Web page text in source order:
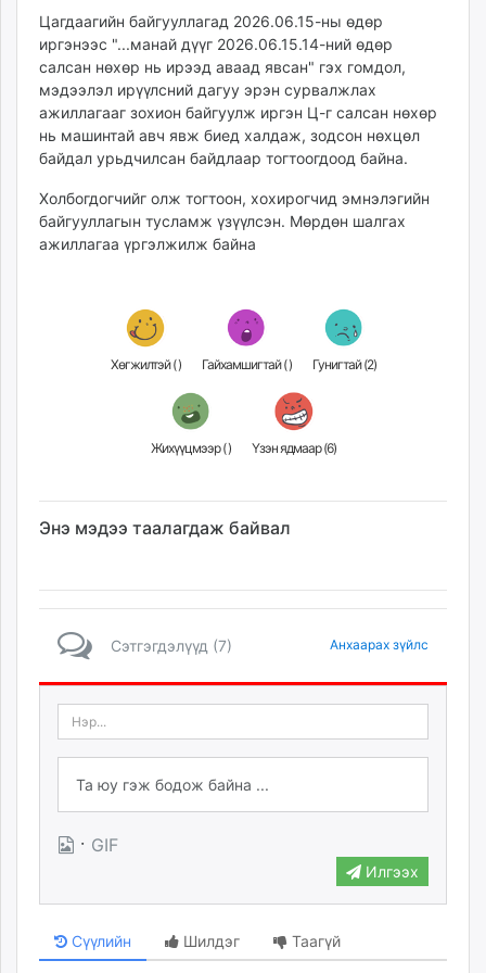
unuudur.mn
isee.mn
mglradio.com
fact.mn
tumen.mn
times.mn
tvmongolia.mn
Цагдаагийн байгууллагад 2026.06.15-ны өдөр
иргэнээс "...манай дүүг 2026.06.15.14-ний өдөр
салсан нөхөр нь ирээд аваад явсан" гэх гомдол,
мэдээлэл ирүүлсний дагуу эрэн сурвалжлах
ажиллагааг зохион байгуулж иргэн Ц-г салсан нөхөр
нь машинтай авч явж биед халдаж, зодсон нөхцөл
байдал урьдчилсан байдлаар тогтоогдоод байна.
Холбогдогчийг олж тогтоон, хохирогчид эмнэлэгийн
байгууллагын тусламж үзүүлсэн. Мөрдөн шалгах
ажиллагаа үргэлжилж байна
Хөгжилтэй () Гайхамшигтай () Гунигтай (2)
Жихүүцмээр () Үзэн ядмаар (6)
Энэ мэдээ таалагдаж байвал
Сэтгэгдэлүүд (7) Анхаарах зүйлс
· GIF
Илгээх
Сүүлийн Шилдэг Таагүй